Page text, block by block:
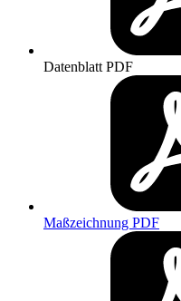
Datenblatt PDF
Maßzeichnung PDF